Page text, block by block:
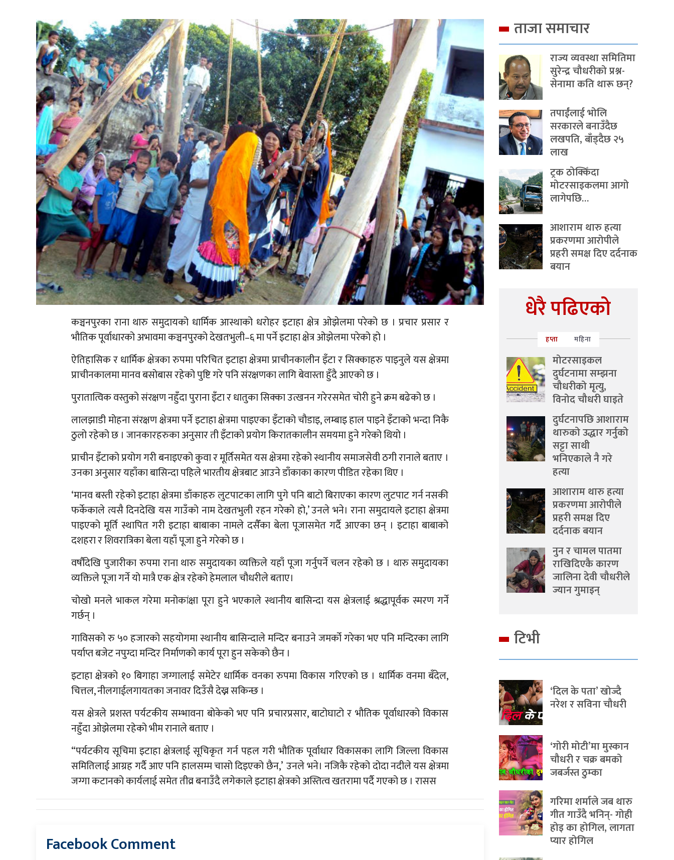
कञ्चनपुरका राना थारु समुदायको धार्मिक आस्थाको धरोहर इटाहा क्षेत्र ओझेलमा परेको छ । प्रचार प्रसार र
भौतिक पूर्वाधारको अभावमा कञ्चनपुरको देखतभुली–६ मा पर्ने इटाहा क्षेत्र ओझेलमा परेको हो ।
ऐतिहासिक र धार्मिक क्षेत्रका रुपमा परिचित इटाहा क्षेत्रमा प्राचीनकालीन इँटा र सिक्काहरु पाइनुले यस क्षेत्रमा
प्राचीनकालमा मानव बसोबास रहेको पुष्टि गरे पनि संरक्षणका लागि बेवास्ता हुँदै आएको छ ।
पुरातात्विक वस्तुको संरक्षण नहुँदा पुराना इँटा र धातुका सिक्का उत्खनन गरेरसमेत चोरी हुने क्रम बढेको छ ।
लालझाडी मोहना संरक्षण क्षेत्रमा पर्ने इटाहा क्षेत्रमा पाइएका इँटाको चौडाइ, लम्बाइ हाल पाइने इँटाको भन्दा निकै
ठुलो रहेको छ । जानकारहरुका अनुसार ती इँटाको प्रयोग किरातकालीन समयमा हुने गरेको थियो ।
प्राचीन इँटाको प्रयोग गरी बनाइएको कुवा र मूर्तिसमेत यस क्षेत्रमा रहेको स्थानीय समाजसेवी ठगी रानाले बताए ।
उनका अनुसार यहाँका बासिन्दा पहिले भारतीय क्षेत्रबाट आउने डाँकाका कारण पीडित रहेका थिए ।
‘मानव बस्ती रहेको इटाहा क्षेत्रमा डाँकाहरु लुटपाटका लागि पुगे पनि बाटो बिराएका कारण लुटपाट गर्न नसकी
फर्केकाले त्यसै दिनदेखि यस गाउँको नाम देखतभुली रहन गरेको हो,’ उनले भने। राना समुदायले इटाहा क्षेत्रमा
पाइएको मूर्ति स्थापित गरी इटाहा बाबाका नामले दसैँका बेला पूजासमेत गर्दै आएका छन् । इटाहा बाबाको
दशहरा र शिवरात्रिका बेला यहाँ पूजा हुने गरेको छ ।
वर्षौंदेखि पुजारीका रुपमा राना थारु समुदायका व्यक्तिले यहाँ पूजा गर्नुपर्ने चलन रहेको छ । थारु समुदायका
व्यक्तिले पूजा गर्ने यो मात्रै एक क्षेत्र रहेको हेमलाल चौधरीले बताए।
चोखो मनले भाकल गरेमा मनोकांक्षा पूरा हुने भएकाले स्थानीय बासिन्दा यस क्षेत्रलाई श्रद्धापूर्वक स्मरण गर्ने
गर्छन् ।
गाविसको रु ५० हजारको सहयोगमा स्थानीय बासिन्दाले मन्दिर बनाउने जमर्को गरेका भए पनि मन्दिरका लागि
पर्याप्त बजेट नपुग्दा मन्दिर निर्माणको कार्य पूरा हुन सकेको छैन ।
इटाहा क्षेत्रको १० बिगाहा जग्गालाई समेटेर धार्मिक वनका रुपमा विकास गरिएको छ । धार्मिक वनमा बँदेल,
चित्तल, नीलगाईलगायतका जनावर दिउँसै देख्न सकिन्छ ।
यस क्षेत्रले प्रशस्त पर्यटकीय सम्भावना बोकेको भए पनि प्रचारप्रसार, बाटोघाटो र भौतिक पूर्वाधारको विकास
नहुँदा ओझेलमा रहेको भीम रानाले बताए ।
“पर्यटकीय सूचिमा इटाहा क्षेत्रलाई सूचिकृत गर्न पहल गरी भौतिक पूर्वाधार विकासका लागि जिल्ला विकास
समितिलाई आग्रह गर्दै आए पनि हालसम्म चासो दिइएको छैन,’ उनले भने। नजिकै रहेको दोदा नदीले यस क्षेत्रमा
जग्गा कटानको कार्यलाई समेत तीव्र बनाउँदै लगेकाले इटाहा क्षेत्रको अस्तित्व खतरामा पर्दै गएको छ । रासस
Facebook Comment
ताजा समाचार
राज्य व्यवस्था समितिमा
सुरेन्द्र चौधरीको प्रश्न-
सेनामा कति थारू छन्?
तपाईंलाई भोलि
सरकारले बनाउँदैछ
लखपति, बाँड्दैछ २५
लाख
ट्रक ठोक्किँदा
मोटरसाइकलमा आगो
लागेपछि…
आशाराम थारु हत्या
प्रकरणमा आरोपीले
प्रहरी समक्ष दिए दर्दनाक
बयान
धेरै पढिएको
हप्ता महिना
मोटरसाइकल
दुर्घटनामा सम्झना
चौधरीको मृत्यु,
विनोद चौधरी घाइते
दुर्घटनापछि आशाराम
थारुको उद्धार गर्नुको
सट्टा साथी
भनिएकाले नै गरे
हत्या
आशाराम थारु हत्या
प्रकरणमा आरोपीले
प्रहरी समक्ष दिए
दर्दनाक बयान
नुन र चामल पातमा
राखिदिएकै कारण
जालिना देवी चौधरीले
ज्यान गुमाइन्
टिभी
‘दिल के पता’ खोज्दै
नरेश र सविना चौधरी
‘गोरी मोटी’मा मुस्कान
चौधरी र चक्र बमको
जबर्जस्त ठुम्का
गरिमा शर्माले जब थारु
गीत गाउँदै भनिन्- गोही
होइ का होगिल, लागता
प्यार होगिल